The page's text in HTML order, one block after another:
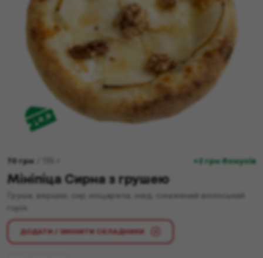
70грн +2 грн бонусів
Мініпіца Сирна з грушею
Груша, вершки, сир моцарела, мед, смажений волоський
ДОДАТИ / ЗМІНИТИ СКЛАДНИКИ